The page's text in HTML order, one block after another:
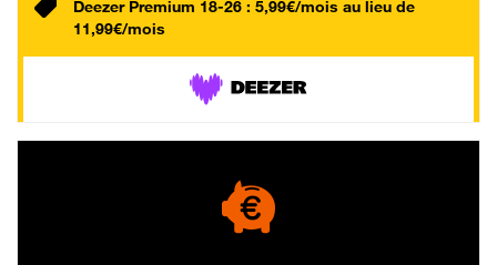
Deezer Premium 18-26 : 5,99€/mois au lieu de
11,99€/mois